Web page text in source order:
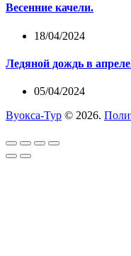
Весенние качели.
18/04/2024
Ледяной дождь в
05/04/2024
Вуокса-Тур © 2026.